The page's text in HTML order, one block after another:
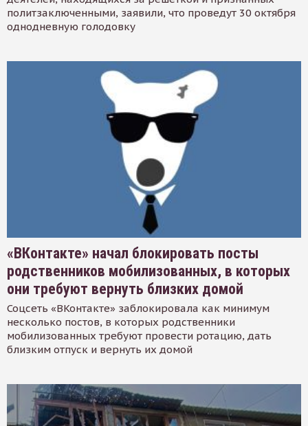
политзаключенными, заявили, что проведут 30 октября
однодневную голодовку
«ВКонтакте» начал блокировать посты
родственников мобилизованных, в которых
они требуют вернуть близких домой
Соцсеть «ВКонтакте» заблокировала как минимум
несколько постов, в которых родственники
мобилизованных требуют провести ротацию, дать
близким отпуск и вернуть их домой